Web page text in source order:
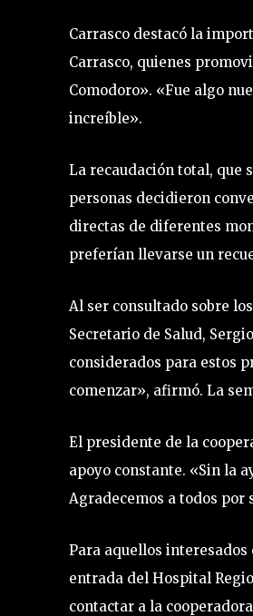
Carrasco destacó la
Carrasco, quienes
Comodoro». «Fue algo
increíble».
La recaudación total, que
personas decidieron
directas de diferentes
preferían llevarse un
Al ser consultado sobre
Secretario de Salud,
considerados para estos
comenzar», afirmó. La
El presidente de la
apoyo constante. «Sin la
Agradecemos a todos por
Para aquellos
entrada del Hospital
contactar a la